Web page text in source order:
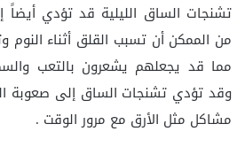
تشنجات الساق الليلية قد تؤدي
من الممكن أن تسبب القلق أثناء
مما قد يجعلهم يشعرون بالتعب
وقد تؤدي تشنجات الساق إلى صعوبة
مشاكل مثل الأرق مع مرور الوقت .